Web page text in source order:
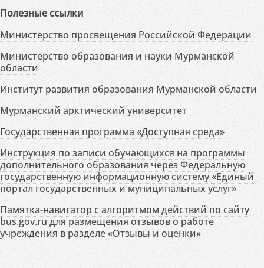
Полезные ссылки
Министерство просвещения Российской Федерации
Министерство образования и науки Мурманской
области
Институт развития образования Мурманской области
Мурманский арктический университет
Государственная программа «Доступная среда»
Инструкция по записи обучающихся на программы
дополнительного образования через Федеральную
государственную информационную систему «Единый
портал государственных и муниципальных услуг»
Памятка-навигатор с алгоритмом действий по сайту
bus.gov.ru для размещения отзывов о работе
учреждения в разделе «Отзывы и оценки»